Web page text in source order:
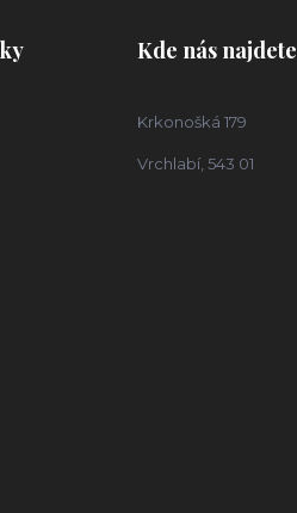
Kde nás najdete
Krkonošká 179
Vrchlabí, 543 01